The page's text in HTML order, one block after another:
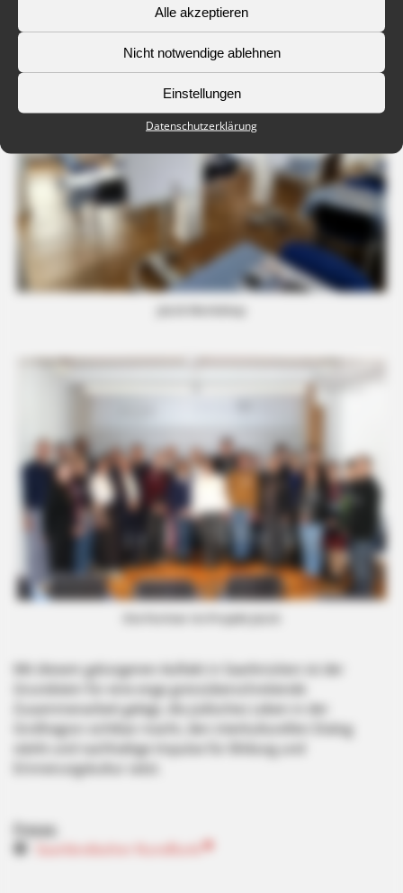
Alle akzeptieren
Nicht notwendige ablehnen
Einstellungen
Datenschutzerklärung
Die Partner im Projekt JüLiG
Mit diesem gelungenen Auftakt in Saarbrücken ist der
Grundstein für eine enge grenzüberschreitende
Zusammenarbeit gelegt, die jüdisches Leben in der
Großregion sichtbar macht, den interkulturellen Dialog
stärkt und nachhaltige Impulse für Bildung und
Erinnerungskultur setzt.
Presse:
Saarländischer Rundfunk